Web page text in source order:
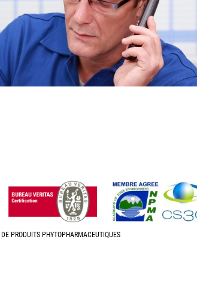
PRODUITS PHYTOPHARMACEUTIQUES